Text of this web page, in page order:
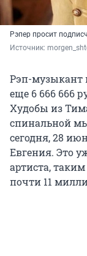
Рэпер просит
Источник:
Рэп-музыкант
еще 6 666 666
Худобы из
спинальной
сегодня, 28
Евгения. Это
артиста,
почти 11